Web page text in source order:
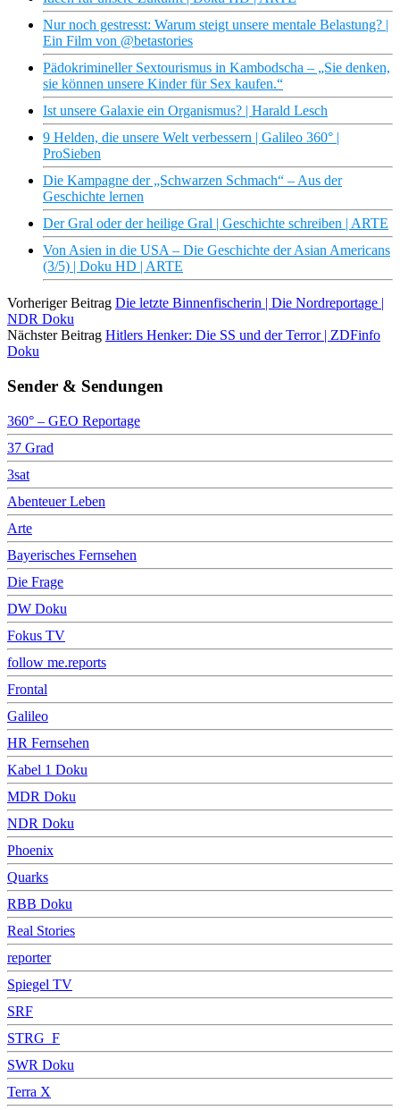
Nur noch gestresst: Warum steigt unsere mentale Belastung? |
Ein Film von @betastories
Pädokrimineller Sextourismus in Kambodscha – „Sie denken,
sie können unsere Kinder für Sex kaufen.“
Ist unsere Galaxie ein Organismus? | Harald Lesch
9 Helden, die unsere Welt verbessern | Galileo 360° |
ProSieben
Die Kampagne der „Schwarzen Schmach“ – Aus der
Geschichte lernen
Der Gral oder der heilige Gral | Geschichte schreiben | ARTE
Von Asien in die USA – Die Geschichte der Asian Americans
(3/5) | Doku HD | ARTE
Vorheriger Beitrag Die letzte Binnenfischerin | Die Nordreportage |
NDR Doku
Nächster Beitrag Hitlers Henker: Die SS und der Terror | ZDFinfo
Doku
Sender & Sendungen
360° – GEO Reportage
37 Grad
3sat
Abenteuer Leben
Arte
Bayerisches Fernsehen
Die Frage
DW Doku
Fokus TV
follow me.reports
Frontal
Galileo
HR Fernsehen
Kabel 1 Doku
MDR Doku
NDR Doku
Phoenix
Quarks
RBB Doku
Real Stories
reporter
Spiegel TV
SRF
STRG_F
SWR Doku
Terra X